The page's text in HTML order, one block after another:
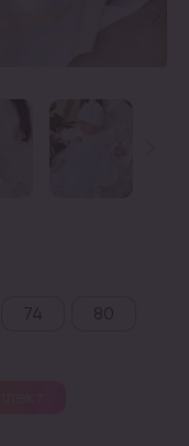
74
80